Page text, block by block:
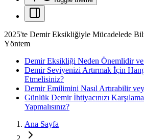
2025'te Demir Eksikliğiyle Mücadelede
Yöntem
Demir Eksikliği Neden Önemlidir
Demir Seviyenizi Artırmak İçin
Etmelisiniz?
Demir Emilimini Nasıl Artırabilir
Günlük Demir İhtiyacınızı
Yapmalısınız?
Ana Sayfa